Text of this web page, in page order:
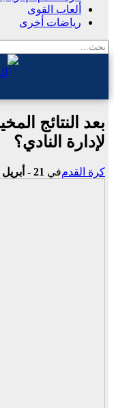
ألعاب القوى
رياضات أخرى
بعد النتائج
لإدارة النادي؟
كرة القدمفي 21 - أبريل - 2023 | 12:57 مساءً